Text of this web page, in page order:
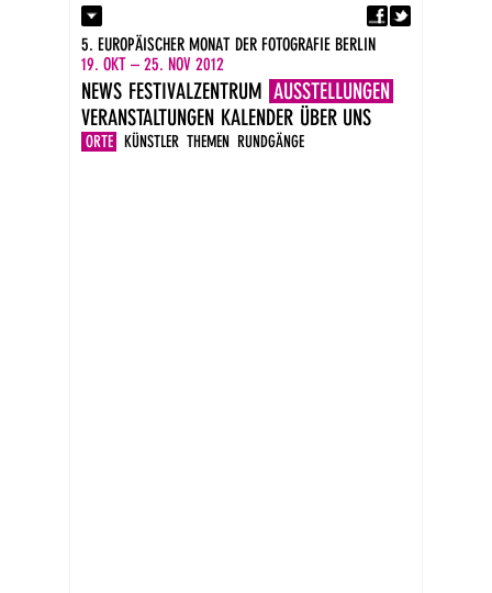
Kontakt
Presse
Impressum
DE
EN
5. EUROPÄISCHER MONAT DER FOTOGRAFIE BERLIN
19. OKT – 25. NOV 2012
NEWS FESTIVALZENTRUM AUSSTELLUNGEN
ORTE KÜNSTLER THEMEN RUNDGÄNGE
VERANSTALTUNGEN KALENDER ÜBER UNS